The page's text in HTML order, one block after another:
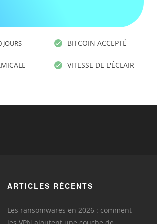
JOURS BITCOIN ACCEPTÉ
VITESSE DE L'ÉCLAIR
ARTICLES RÉCENTS
Les ransomwares en 2026 : comment